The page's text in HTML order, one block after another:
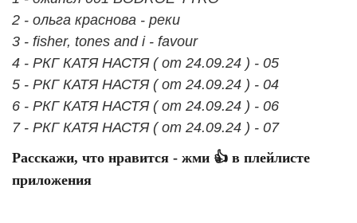
2 - ольга краснова - реки
3 - fisher, tones and i - favour
4 - РКГ КАТЯ НАСТЯ ( от 24.09.24 ) - 05
5 - РКГ КАТЯ НАСТЯ ( от 24.09.24 ) - 04
6 - РКГ КАТЯ НАСТЯ ( от 24.09.24 ) - 06
7 - РКГ КАТЯ НАСТЯ ( от 24.09.24 ) - 07
Расскажи, что нравится - жми 👍 в плейлисте
приложения